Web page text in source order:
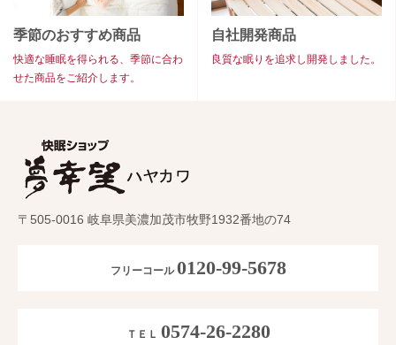
季節のおすすめ商品
快適な睡眠を得られる、季節に合わ
せた商品をご紹介します。
自社開発商品
良質な眠りを追求し開発しました。
〒505-0016 岐阜県美濃加茂市牧野1932番地の74
フリーコール0120-99-5678
ＴＥＬ 0574-26-2280